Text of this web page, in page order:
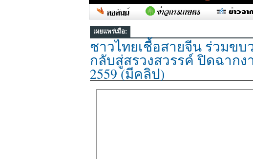
เผยแพร่เมื่อ:
ชาวไทยเชื้อสายจีน ร่วมขบ
กลับสู่สรวงสวรรค์ ปิดฉากง
2559 (มีคลิป)